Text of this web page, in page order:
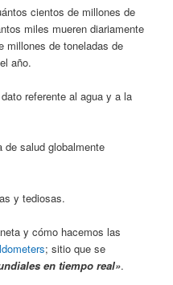
cientos de millones de
miles mueren diariamente
millones de toneladas de
año.
referente al agua y a la
de salud globalmente
y tediosas.
y cómo hacemos las
; sitio que se
en tiempo real».